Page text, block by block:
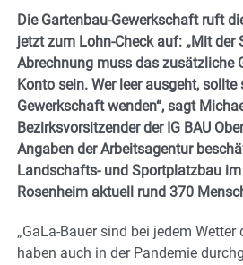
Die Gartenbau-Gewerkschaft ruft
jetzt zum Lohn-Check auf: „Mit der
Abrechnung muss das zusätzliche
Konto sein. Wer leer ausgeht, sollte
Gewerkschaft wenden“, sagt
Bezirksvorsitzender der IG BAU
Angaben der Arbeitsagentur
Landschafts- und Sportplatzbau
Rosenheim aktuell rund 370
„GaLa-Bauer sind bei jedem Wetter
haben auch in der Pandemie